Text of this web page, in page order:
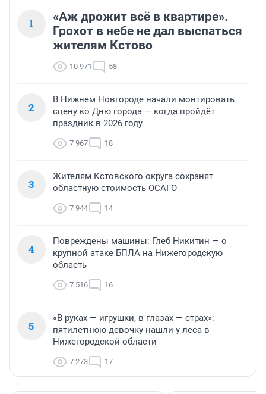
1
«Аж дрожит всё в квартире».
Грохот в небе не дал выспаться
жителям Кстово
10 971 58
2
В Нижнем Новгороде начали монтировать
сцену ко Дню города — когда пройдёт
праздник в 2026 году
7 967 18
3
Жителям Кстовского округа сохранят
областную стоимость ОСАГО
7 944 14
4
Повреждены машины: Глеб Никитин — о
крупной атаке БПЛА на Нижегородскую
область
7 516 16
5
«В руках — игрушки, в глазах — страх»:
пятилетнюю девочку нашли у леса в
Нижегородской области
7 273 17